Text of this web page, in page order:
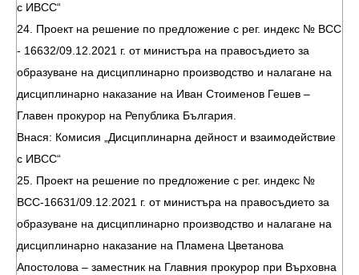
с ИВСС“
24. Проект на решение по предложение с рег. индекс № ВСС
- 16632/09.12.2021 г. от министъра на правосъдието за
образуване на дисциплинарно производство и налагане на
дисциплинарно наказание на Иван Стоименов Гешев –
Главен прокурор на Република България.
Внася: Комисия „Дисциплинарна дейност и взаимодействие
с ИВСС“
25. Проект на решение по предложение с рег. индекс №
ВСС-16631/09.12.2021 г. от министъра на правосъдието за
образуване на дисциплинарно производство и налагане на
дисциплинарно наказание на Пламена Цветанова
Апостолова – заместник на Главния прокурор при Върховна